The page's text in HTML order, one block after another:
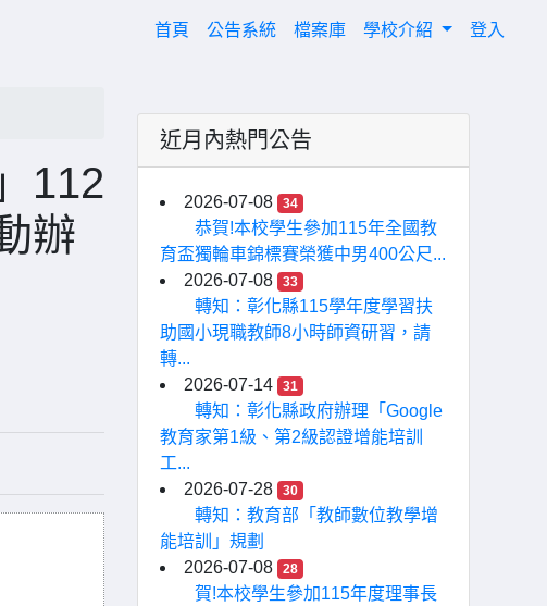
首頁 (current)
公告系統 檔案庫 學校介紹 登入
112
辦
近月內熱門公告
2026-07-08 34
恭賀!本校學生參加115年全國教
育盃獨輪車錦標賽榮獲中男400公尺...
2026-07-08
33
轉知：彰化縣115學年度學習扶
助國小現職教師8小時師資研習，請
轉...
2026-07-14
31
轉知：彰化縣政府辦理「Google
教育家第1級、第2級認證增能培訓
工...
2026-07-28
30
轉知：教育部「教師數位教學增
能培訓」規劃
2026-07-08
28
賀!本校學生參加115年度理事長